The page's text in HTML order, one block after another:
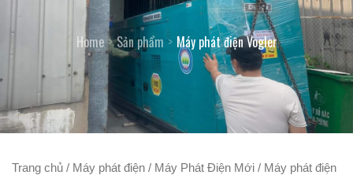
Home Sản phẩm Máy phát điện Vogler
Trang chủ / Máy phát điện / Máy Phát Điện Mới / Máy phát điện